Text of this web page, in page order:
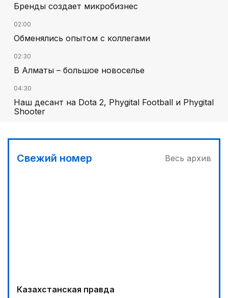
Бренды создает микробизнес
02:00
Обменялись опытом с коллегами
02:30
В Алматы – большое новоселье
04:30
Наш десант на Dota 2, Phygital Football и Phygital
Shooter
Вычислен последний фигурант «титанового»
дела
Свежий номер Весь архив
Казахстанская правда